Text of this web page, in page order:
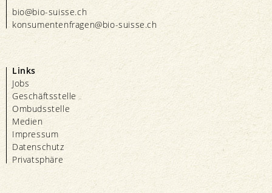
bio@bio-suisse.ch
konsumentenfragen@bio-suisse.ch
Links
Jobs
Geschäftsstelle
Ombudsstelle
Medien
Impressum
Datenschutz
Privatsphäre